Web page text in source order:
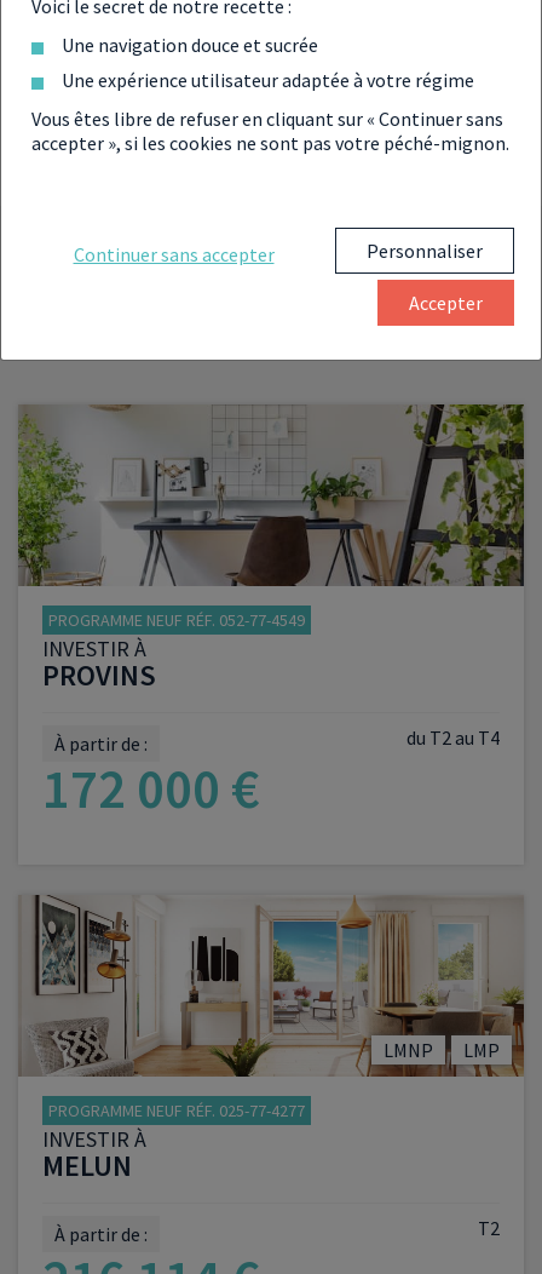
Des logements à consommation énergétique faible,
ANNONCES QUI POURRAIENT
VOUS INTÉRESSER À PROXIMITÉ
PROGRAMME NEUF RÉF. 052-77-4549
INVESTIR À
PROVINS
du T2 au T4
À partir de :
172 000 €
VOIR LE PROGRAMME
LMNP LMP
PROGRAMME NEUF RÉF. 025-77-4277
INVESTIR À
MELUN
T2
À partir de :
Voici le secret de notre recette :
Une navigation douce et sucrée
Une expérience utilisateur adaptée à votre régime
Vous êtes libre de refuser en cliquant sur « Continuer sans
accepter », si les cookies ne sont pas votre péché-mignon.
Continuer sans accepter Personnaliser
Accepter